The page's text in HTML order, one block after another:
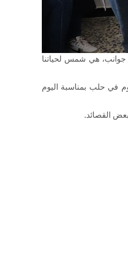
جوانب، هي شمس لحياتنا
في حلب بمناسبة اليوم
القصائد.